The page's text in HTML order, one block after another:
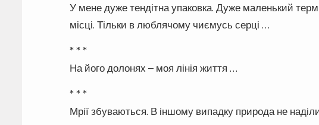
У мене дуже тендітна упаковка. Дуже маленький
місці. Тільки в люблячому чиємусь серці …
* * *
На його долонях – моя лінія життя …
* * *
Мрії збуваються. В іншому випадку природа не